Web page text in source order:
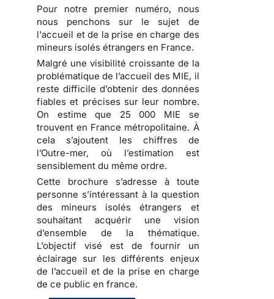
Pour notre premier numéro, nous
nous penchons sur le sujet de
l'accueil et de la prise en charge des
mineurs isolés étrangers en France.
Malgré une visibilité croissante de la
problématique de l’accueil des MIE, il
reste difficile d’obtenir des données
fiables et précises sur leur nombre.
On estime que 25 000 MIE se
trouvent en France métropolitaine. À
cela s’ajoutent les chiffres de
l’Outre-mer, où l’estimation est
sensiblement du même ordre.
Cette brochure s’adresse à toute
personne s’intéressant à la question
des mineurs isolés étrangers et
souhaitant acquérir une vision
d’ensemble de la thématique.
L’objectif visé est de fournir un
éclairage sur les différents enjeux
de l’accueil et de la prise en charge
de ce public en france.